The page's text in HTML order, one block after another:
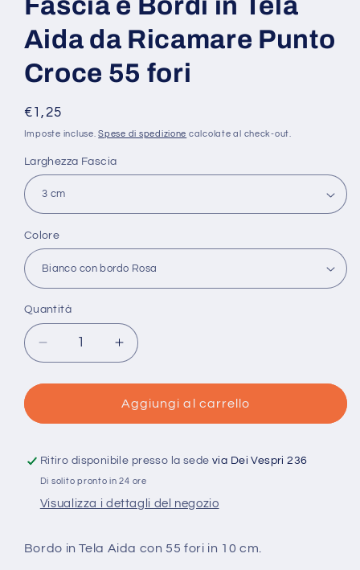
Aida da Ricamare Punto
Croce 55 fori
Prezzo
di
€1,25
Imposte incluse.Spese di spedizione calcolate al check-out.
Larghezza Fascia
Colore
Quantità
Quantità
Diminuisci
quantità
per
e
in
Tela
da
Punto
Aumenta
quantità
per
Fascia
e
in
Tela
da
Punto
Aggiungi al carrello
Ritiro disponibile presso la sedevia Dei Vespri 236
Di solito pronto in 24 ore
Visualizza i dettagli del negozio
Bordo in Tela Aida con 55 fori in 10 cm.